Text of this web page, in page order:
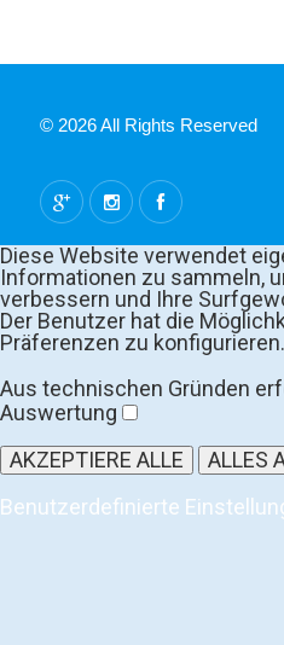
© 2026 All Rights Reserved
Diese Website verwendet
Informationen zu sammeln,
verbessern und Ihre
Der Benutzer hat die
Präferenzen zu konfigurieren.
Aus technischen Gründen
Auswertung
AKZEPTIERE ALLE
ALLES
Benutzerdefinierte